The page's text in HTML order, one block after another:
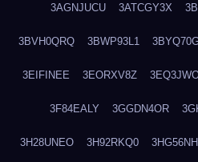
3AGNJUCU 3ATCGY3X
3BVH0QRQ 3BWP93L1
3EIFINEE 3EORXV8Z
3F84EALY 3GGDN4OR
3H28UNEO 3H92RKQ0